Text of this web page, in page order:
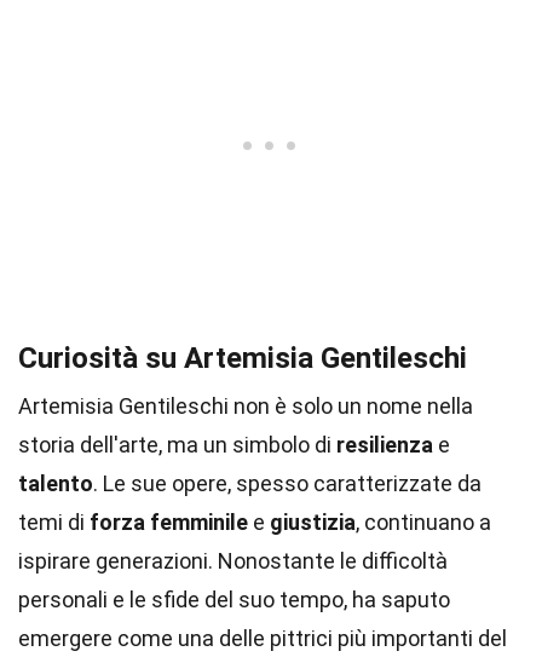
Curiosità su Artemisia Gentileschi
Artemisia Gentileschi non è solo un nome nella
storia dell'arte, ma un simbolo di resilienza e
talento. Le sue opere, spesso caratterizzate da
temi di forza femminile e giustizia, continuano a
ispirare generazioni. Nonostante le difficoltà
personali e le sfide del suo tempo, ha saputo
emergere come una delle pittrici più importanti del